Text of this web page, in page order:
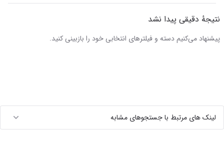
نتیجهٔ دقیقی پیدا نشد
پیشنهاد می‌کنیم دسته و فیلترهای انتخابی خود را بازبینی کنید.
لینک های مرتبط با جستجوهای مشابه